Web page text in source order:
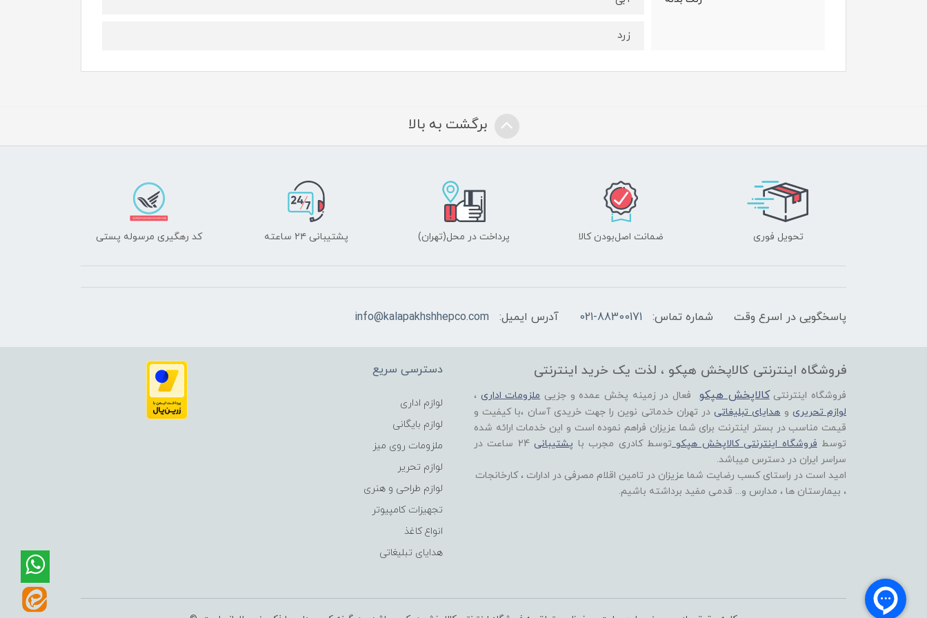
زرد
برگشت به بالا
تحویل فوری ضمانت اصل‌بودن کالا پرداخت در محل(تهران) پشتیبانی ۲۴ ساعته کد رهگیری مرسوله پستی
پاسخگویی در اسرع وقت شماره تماس: 021-88300171 آدرس ایمیل: info@kalapakhshhepco.com
فروشگاه اینترنتی کالاپخش هپکو ، لذت یک خرید اینترنتی
فروشگاه اینترنتی کالاپخش هپکو فعال در زمینه پخش عمده و جزییملزومات اداری ،
لوازم تحریری وهدایای تبلیغاتیدر تهران خدماتی نوین را جهت خریدی آسان ،با کیفیت و
قیمت مناسب در بستر اینترنت برای شما عزیزان فراهم نموده است و این خدمات ارائه شده
توسطفروشگاه اینترنتی کالاپخش هپکو توسط کادری مجرب با پشتیبانی
24 ساعت در
سراسر ایران در دسترس میباشد.
امید است در راستای کسب رضایت شما عزیزان در تامین اقلام مصرفی در ادارات ، کارخانجات
، بیمارستان ها ، مدارس و... قدمی مفید برداشته باشیم.
دسترسی سریع
لوازم اداری
لوازم بایگانی
ملزومات روی میز
لوازم تحریر
لوازم طراحی و هنری
تجهیزات کامپیوتر
انواع کاغذ
هدایای تبلیغاتی